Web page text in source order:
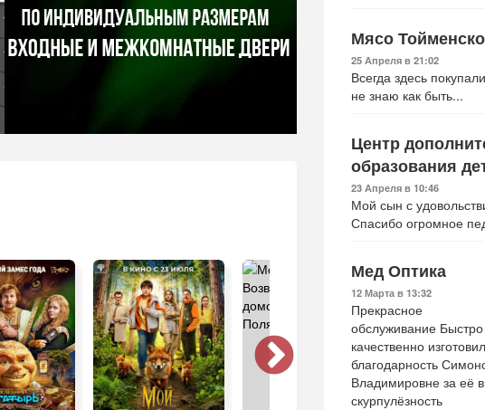
Мясо
25 Апреля в 21:02
Всегда здесь
не знаю как быть...
Центр
образования
23 Апреля в 10:46
Мой сын с
Спасибо огромное
Мед Оптика
12 Марта в 13:32
Прекрасное
обслуживание
качественно
благодарность
Владимировне за её
скурпулёзность